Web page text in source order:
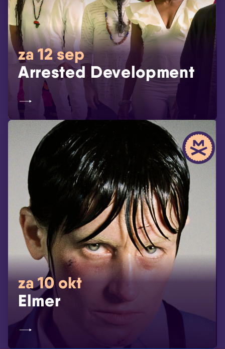
za 12 sep
Arrested Development
za 10 okt
Elmer